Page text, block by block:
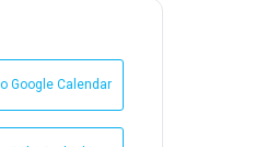
Google Calendar